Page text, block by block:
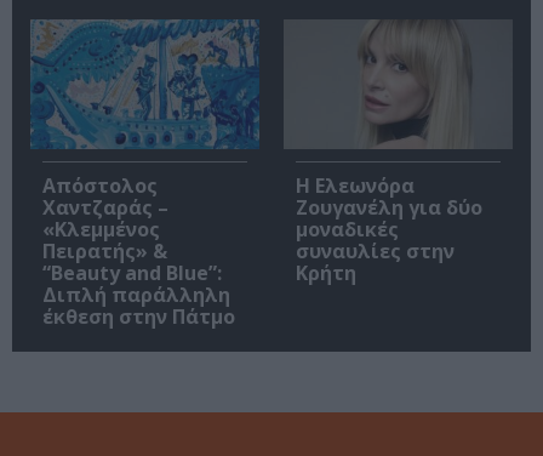
Απόστολος
Χαντζαράς –
«Κλεμμένος
Πειρατής» &
“Beauty and Blue”:
Διπλή παράλληλη
έκθεση στην Πάτμο
Η Ελεωνόρα
Ζουγανέλη για δύο
μοναδικές
συναυλίες στην
Κρήτη